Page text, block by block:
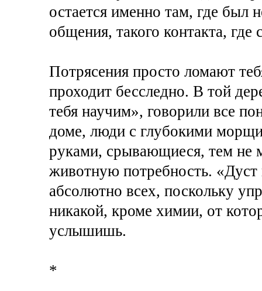
остается именно там, где был
общения, такого контакта,
Потрясения просто ломают
проходит бесследно. В той
тебя научим», говорили все
доме, люди с глубокими
руками, срывающиеся, тем не
животную потребность.
абсолютно всех, поскольку
никакой, кроме химии, от
услышишь.
*